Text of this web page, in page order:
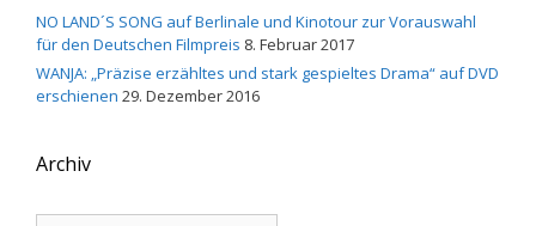
NO LAND´S SONG auf Berlinale und Kinotour zur Vorauswahl
für den Deutschen Filmpreis 8. Februar 2017
WANJA: „Präzise erzähltes und stark gespieltes Drama“ auf DVD
erschienen 29. Dezember 2016
Archiv